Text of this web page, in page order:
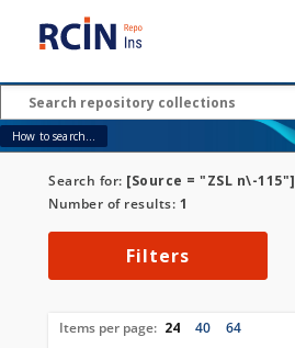
How to search...
Search for: [Source = "ZSL n\-115"]
Number of results: 1
Filters
Items per page: 24 40
64